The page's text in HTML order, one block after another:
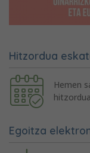
Hitzordua
Hemen
Egoitza